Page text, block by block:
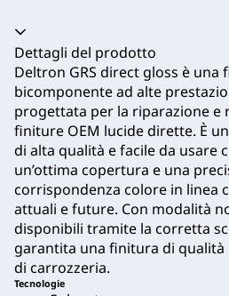
Dettagli del prodotto
Deltron GRS direct gloss è una
bicomponente ad alte
progettata per la riparazione e
finiture OEM lucide dirette. È
di alta qualità e facile da usare
un’ottima copertura e una
corrispondenza colore in linea
attuali e future. Con modalità
disponibili tramite la corretta
garantita una finitura di qualità
di carrozzeria.
Tecnologie